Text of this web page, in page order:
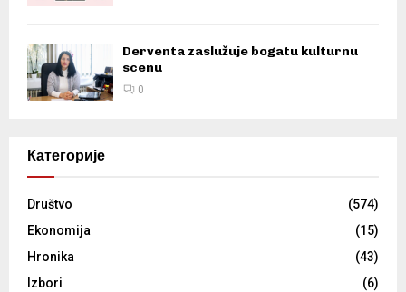
Derventa zaslužuje bogatu kulturnu
scenu
0
Категорије
Društvo
(574)
Ekonomija
(15)
Hronika
(43)
Izbori
(6)